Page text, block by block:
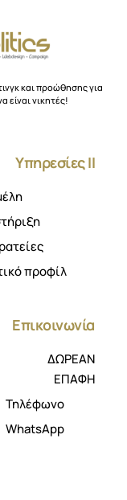
και προώθησης για
είναι νικητές!
Υπηρεσίες ΙΙ
προφίλ
Επικοινωνία
ΔΩΡΕΑΝ
ΕΠΑΦΗ
Τηλέφωνο
WhatsApp